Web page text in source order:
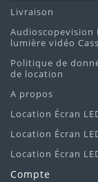
Livraison
Audioscopevision
lumière vidéo
Politique de
de location
A propos
Location Écran
Location Écran
Location Écran
Compte